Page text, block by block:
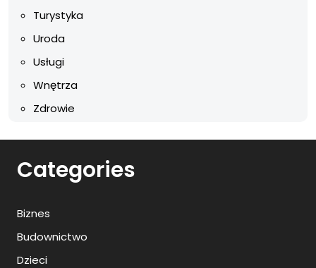
Turystyka
Uroda
Usługi
Wnętrza
Zdrowie
Categories
Biznes
Budownictwo
Dzieci